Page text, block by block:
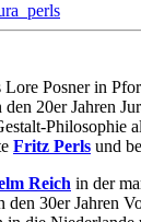
Lore Posner in
20er Jahren
Philosophie
Fritz Perls und
Reich in der
30er Jahren